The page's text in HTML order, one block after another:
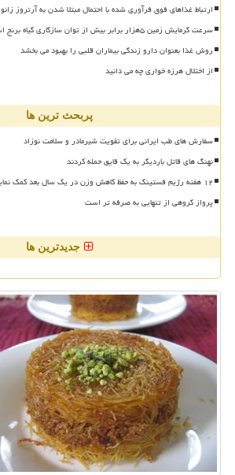
ارتباط غذاهای فوق فرآوری شده با احتمال مبتلا شدن به آرتروز زانو
سرعت گرمایش زمین ۵هزار برابر بیش از توان سازگاری گیاه برنج است
روش غذا بعنوان دارو زندگی بیماران قلبی را بهبود می بخشد
از اختلال هرزه خواری چه می دانید
پربحث ترین ها
سفارش های طب ایرانی برای تقویت شیرمادر و سلامت نوزاد
نهنگ های قاتل باردیگر به یک قایق حمله کردند
۱۲ هفته رژیم فستینگ به حفظ کاهش وزن در یک سال بعد کمک نماید
پرواز گروهی از تنهایی به صرفه تر است
جدیدترین ها